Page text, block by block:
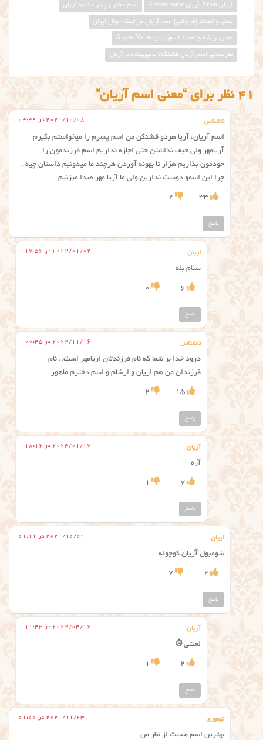
آریان Arian آريان Ariyan name اسم دختر و پسر مشابه آریان
معنی و تعداد (فراوانی) اسم آریان در ثبت احوال ایران
معنی، ریشه و تعداد اسم اریان Aryan Name
نظرسنجی اسم آریان قشنگه؟ محبوبیت نام آريان
41 نظر برای “معنی اسم آریان”
ناشناس 2021/10/08 در 04:49
اسم آریان، آریا هردو قشنگن من اسم پسرم را میخواستم بگیرم
آریامهر ولی حیف نذاشتن حتی اجازه نداریم اسم فرزندمون را
خودمون بذاریم هزار تا بهونه آوردن هرچند ما میدونیم داستان چیه ،
چرا این اسمو دوست ندارین ولی ما آریا مهر صدا میزنیم
33
2
پاسخ
اریان 2022/01/02 در 17:56
سلام بله
6
0
پاسخ
ناشناس 2022/11/16 در 00:45
درود خدا بر شما که نام فرزندتان اریامهر است.. نام
فرزندان من هم اریان و ارشام و اسم دخترم ماهور
15
2
پاسخ
آریان 2023/01/17 در 18:16
آره
7
1
پاسخ
اریان 2021/10/09 در 01:11
شومبول آریان کوچوله
2
7
پاسخ
آریان 2022/04/16 در 11:43
لعنتی
2
1
پاسخ
تیموری 2021/11/23 در 01:00
بهترین اسم هست از نظر من